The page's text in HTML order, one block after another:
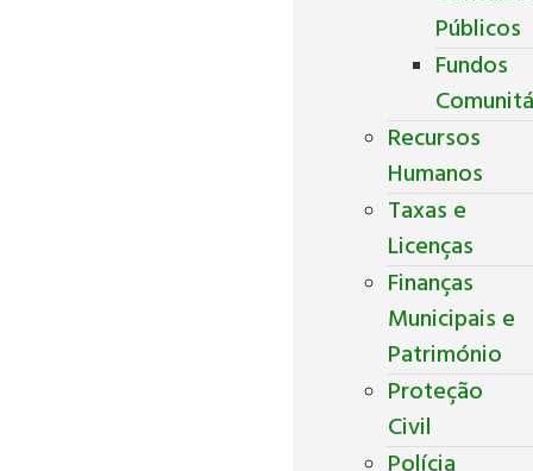
Públicos
Fundos
Recursos
Humanos
Taxas e
Licenças
Finanças
Municipais e
Património
Proteção
Civil